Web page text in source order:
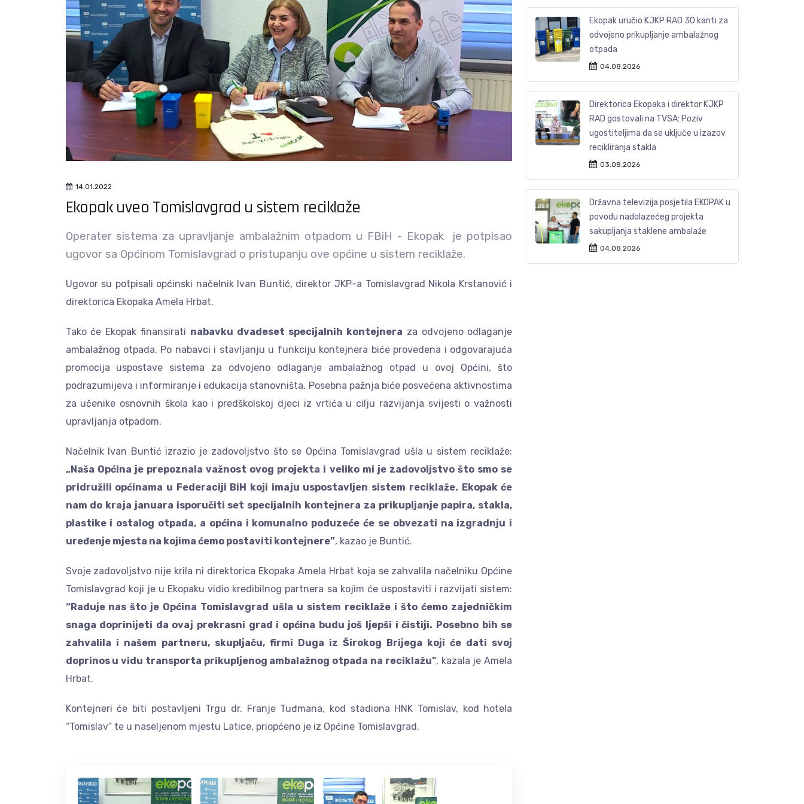
14.01.2022
Ekopak uveo Tomislavgrad u sistem reciklaže
Operater sistema za upravljanje ambalažnim otpadom u FBiH - Ekopak je potpisao
ugovor sa Općinom Tomislavgrad o pristupanju ove općine u sistem reciklaže.
Ugovor su potpisali općinski načelnik Ivan Buntić, direktor JKP-a Tomislavgrad Nikola Krstanović i
direktorica Ekopaka Amela Hrbat.
Tako će Ekopak finansirati nabavku dvadeset specijalnih kontejnera za odvojeno odlaganje
ambalažnog otpada. Po nabavci i stavljanju u funkciju kontejnera biće provedena i odgovarajuća
promocija uspostave sistema za odvojeno odlaganje ambalažnog otpad u ovoj Općini, što
podrazumijeva i informiranje i edukacija stanovništa. Posebna pažnja biće posvećena aktivnostima
za učenike osnovnih škola kao i predškolskoj djeci iz vrtića u cilju razvijanja svijesti o važnosti
upravljanja otpadom.
Načelnik Ivan Buntić izrazio je zadovoljstvo što se Općina Tomislavgrad ušla u sistem reciklaže:
„Naša Općina je prepoznala važnost ovog projekta i veliko mi je zadovoljstvo što smo se
pridružili općinama u Federaciji BiH koji imaju uspostavljen sistem reciklaže. Ekopak će
nam do kraja januara isporučiti set specijalnih kontejnera za prikupljanje papira, stakla,
plastike i ostalog otpada, a općina i komunalno poduzeće će se obvezati na izgradnju i
uređenje mjesta na kojima ćemo postaviti kontejnere”, kazao je Buntić.
Svoje zadovoljstvo nije krila ni direktorica Ekopaka Amela Hrbat koja se zahvalila načelniku Općine
Tomislavgrad koji je u Ekopaku vidio kredibilnog partnera sa kojim će uspostaviti i razvijati sistem:
“Raduje nas što je Općina Tomislavgrad ušla u sistem reciklaže i što ćemo zajedničkim
snaga doprinijeti da ovaj prekrasni grad i općina budu još ljepši i čistiji. Posebno bih se
zahvalila i našem partneru, skupljaču, firmi Duga iz Širokog Brijega koji će dati svoj
doprinos u vidu transporta prikupljenog ambalažnog otpada na reciklažu", kazala je Amela
Hrbat.
Kontejneri će biti postavljeni Trgu dr. Franje Tuđmana, kod stadiona HNK Tomislav, kod hotela
“Tomislav” te u naseljenom mjestu Latice, priopćeno je iz Općine Tomislavgrad.
Ekopak uručio KJKP RAD 30 kanti za
odvojeno prikupljanje ambalažnog
otpada
04.08.2026
Direktorica Ekopaka i direktor KJKP
RAD gostovali na TVSA: Poziv
ugostiteljima da se uključe u izazov
recikliranja stakla
03.08.2026
Državna televizija posjetila EKOPAK u
povodu nadolazećeg projekta
sakupljanja staklene ambalaže
04.08.2026